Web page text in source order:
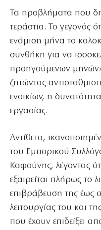
Τα προβλήματα που
τεράστια. Το γεγονός
ενάμιση μήνα το
συνθήκη για να
προηγούμενων
ζητώντας
ενοικίων, η
εργασίας.
Αντίθετα,
του Εμπορικού
Καφούνης, λέγοντας
εξαιρείται πλήρως το
επιβράβευση της έως
λειτουργίας του και
που έχουν επιδείξει